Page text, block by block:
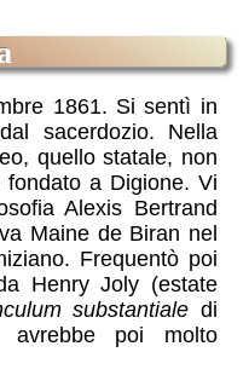
1861. Si sentì in
sacerdozio. Nella
quello statale, non
a Digione. Vi
Alexis Bertrand
Maine de Biran nel
Frequentò poi
Henry Joly (estate
substantiale di
poi molto